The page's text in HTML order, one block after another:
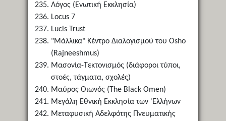
Λόγος (Ενωτική Εκκλησία)
Locus 7
Lucis Trust
"Μάλλικα" Κέντρο Διαλογισμού του Osho
(Rajneeshmus)
Μασονία-Τεκτονισμός (διάφοροι τύποι,
στοές, τάγματα, σχολές)
Μαύρος Οιωνός (The Black Omen)
Μεγάλη Εθνική Εκκλησία των 'Ελλήνων
Μεταφυσική Αδελφότης Πνευματικής